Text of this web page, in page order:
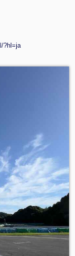
?hl=ja